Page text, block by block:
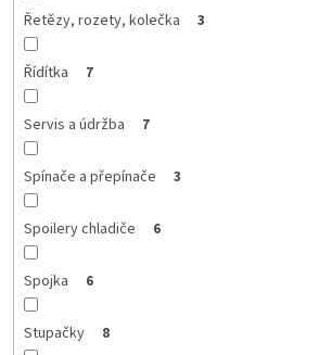
Řetězy, rozety, kolečka 3
Řídítka 7
Servis a údržba 7
Spínače a přepínače 3
Spoilery chladiče 6
Spojka 6
Stupačky 8